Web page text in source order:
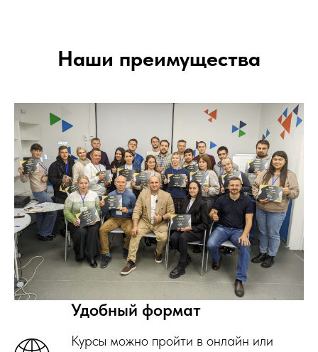
Наши преимущества
Удобный формат
Курсы можно пройти в онлайн или